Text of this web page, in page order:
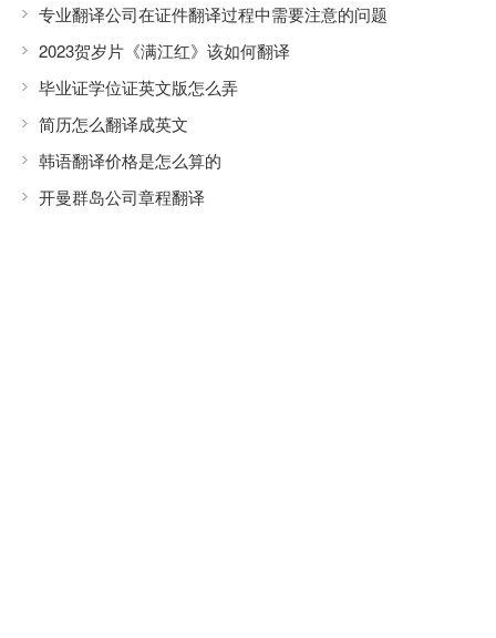
专业翻译公司在证件翻译过程中需要注意的问题
2023贺岁片《满江红》该如何翻译
毕业证学位证英文版怎么弄
简历怎么翻译成英文
韩语翻译价格是怎么算的
开曼群岛公司章程翻译